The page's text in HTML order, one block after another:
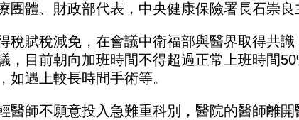
體、財政部代表，中央健康保險署長石崇良
稅賦稅減免，在會議中衛福部與醫界取得共識
，目前朝向加班時間不得超過正常上班時間
遇上較長時間手術等。
醫師不願意投入急難重科別，醫院的醫師離開